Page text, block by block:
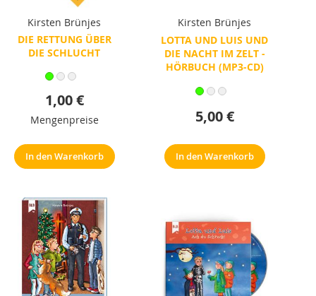
Kirsten Brünjes
DIE RETTUNG ÜBER
DIE SCHLUCHT
1,00 €
Mengenpreise
In den Warenkorb
Kirsten Brünjes
LOTTA UND LUIS UND
DIE NACHT IM ZELT -
HÖRBUCH (MP3-CD)
5,00 €
In den Warenkorb